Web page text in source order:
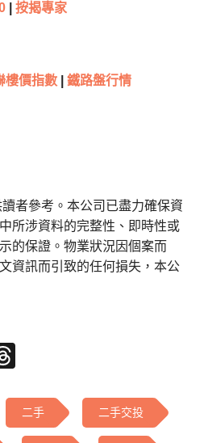
| 按揭專家
樓價指數| 鐵路盤行情
者參考。本公司已盡力確保資
所涉資料的完整性、即時性或
的保證。物業狀況因個案而
資訊而引致的任何損失，本公
二手 二手交投